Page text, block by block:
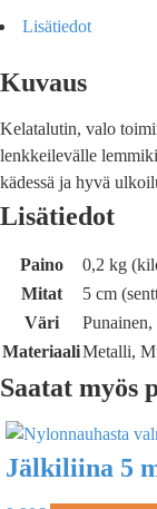
Lisätiedot
Kuvaus
Kelatalutin, valo
lenkkeilevälle
kädessä ja hyvä
Lisätiedot
Paino
0,2 kg
Mitat
5 cm
Väri
MateriaaliMetalli,
Saatat myös
Jälkiliina 5